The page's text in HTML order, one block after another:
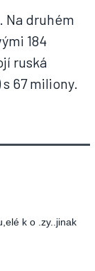
Na druhém
184
ruská
67 miliony.
k o .zy..jinak